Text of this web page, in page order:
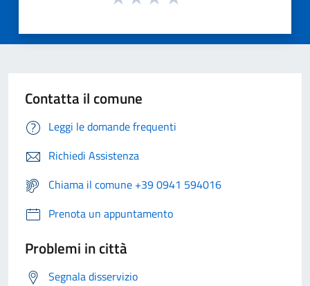
Contatta il comune
Leggi le domande frequenti
Richiedi Assistenza
Chiama il comune +39 0941 594016
Prenota un appuntamento
Problemi in città
Segnala disservizio